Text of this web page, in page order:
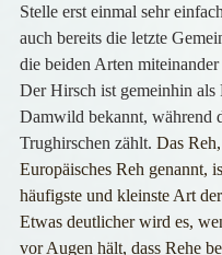
Stelle erst einmal sehr
auch bereits die letzte
die beiden Arten
Der Hirsch ist gemeinhin als
Damwild bekannt, während
Trughirschen zählt. Das
Europäisches Reh genannt,
häufigste und kleinste Art
Etwas deutlicher wird es,
vor Augen hält, dass Rehe